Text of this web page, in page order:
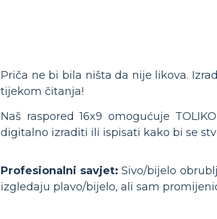
Priča ne bi bila ništa da nije likova.
tijekom čitanja!
Naš raspored 16x9 omogućuje
digitalno izraditi ili ispisati kako bi se
Profesionalni savjet: Sivo/bijelo
izgledaju plavo/bijelo, ali sam